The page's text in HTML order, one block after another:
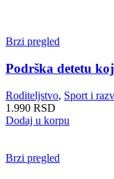
Brzi pregled
Podrška detetu
Roditeljstvo, Sport i
1.990 RSD
Dodaj u korpu
Brzi pregled